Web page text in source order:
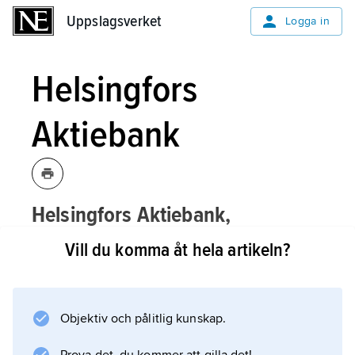
Uppslagsverket Logga in
Helsingfors
Aktiebank
Helsingfors Aktiebank,
finskaHelsingin osakepankki (HOP),
Helsingfors, finländsk affärsbank 1913–
Genom fusioner med mindre banker under
Vill du komma åt hela artikeln?
Objektiv och pålitlig kunskap.